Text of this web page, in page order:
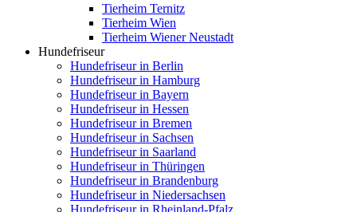
Tierheim Ternitz
Tierheim Wien
Tierheim Wiener Neustadt
Hundefriseur
Hundefriseur in Berlin
Hundefriseur in Hamburg
Hundefriseur in Bayern
Hundefriseur in Hessen
Hundefriseur in Bremen
Hundefriseur in Sachsen
Hundefriseur in Saarland
Hundefriseur in Thüringen
Hundefriseur in Brandenburg
Hundefriseur in Niedersachsen
Hundefriseur in Rheinland-Pfalz